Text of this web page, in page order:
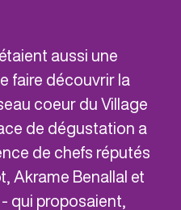
aussi une
faire découvrir la
coeur du Village
de dégustation a
de chefs réputés
Akrame Benallal et
qui proposaient,